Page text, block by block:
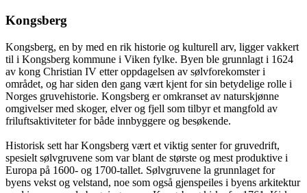
Kongsberg
Kongsberg, en by med en rik historie og kulturell arv, ligger vakkert
til i Kongsberg kommune i Viken fylke. Byen ble grunnlagt i 1624
av kong Christian IV etter oppdagelsen av sølvforekomster i
området, og har siden den gang vært kjent for sin betydelige rolle i
Norges gruvehistorie. Kongsberg er omkranset av naturskjønne
omgivelser med skoger, elver og fjell som tilbyr et mangfold av
friluftsaktiviteter for både innbyggere og besøkende.
Historisk sett har Kongsberg vært et viktig senter for gruvedrift,
spesielt sølvgruvene som var blant de største og mest produktive i
Europa på 1600- og 1700-tallet. Sølvgruvene la grunnlaget for
byens vekst og velstand, noe som også gjenspeiles i byens arkitektur